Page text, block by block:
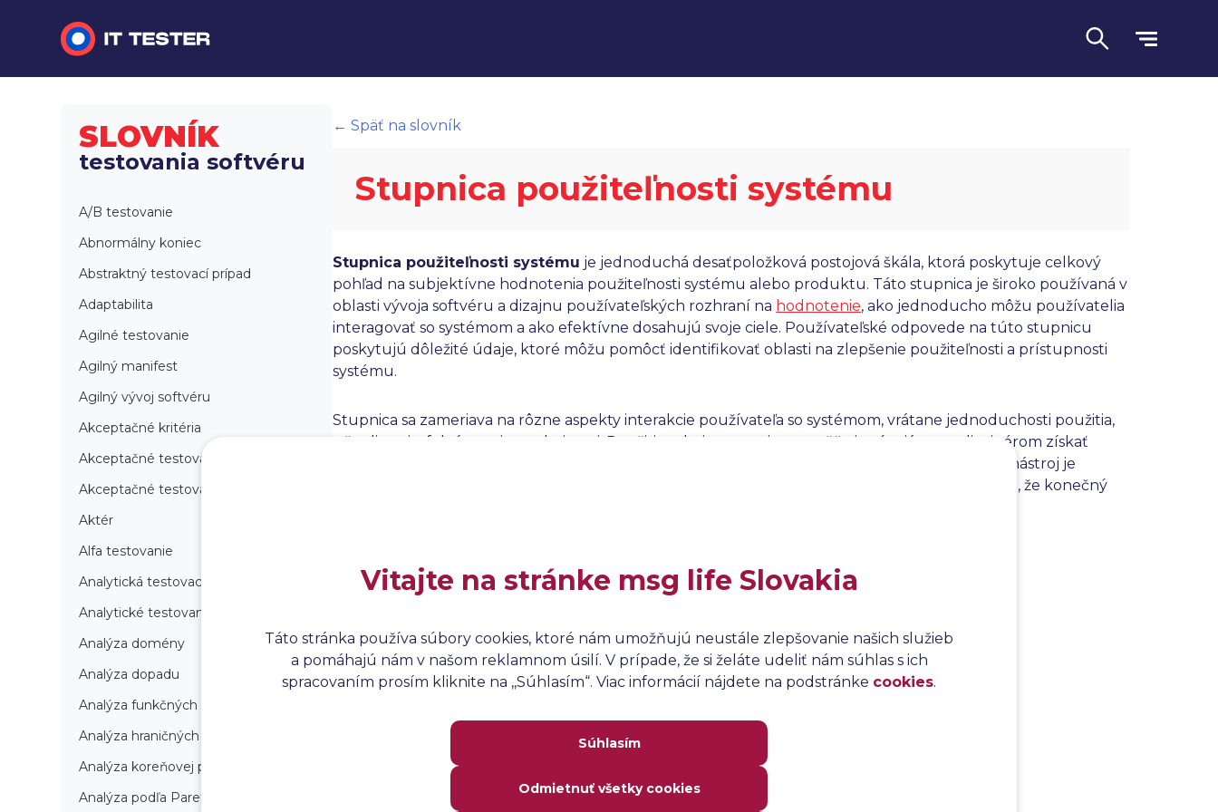
Automatizované testovanie
Slovník
SLOVNÍK
testovania softvéru
A/B testovanie
Abnormálny koniec
Abstraktný testovací prípad
Adaptabilita
Agilné testovanie
Agilný manifest
Agilný vývoj softvéru
Akceptačné kritéria
Akceptačné testovanie
Akceptačné testovanie produkcie
Aktér
Alfa testovanie
Analytická testovacia stratégia
Analytické testovanie
Analýza domény
Analýza dopadu
Analýza funkčných bodov
Analýza hraničných hodnôt
Analýza koreňovej príčiny
Analýza podľa Paretovej metódy
← Späť na slovník
Stupnica použiteľnosti systému
Stupnica použiteľnosti systému je jednoduchá desaťpoložková postojová škála, ktorá poskytuje celkový
pohľad na subjektívne hodnotenia použiteľnosti systému alebo produktu. Táto stupnica je široko používaná v
oblasti vývoja softvéru a dizajnu používateľských rozhraní na hodnotenie, ako jednoducho môžu používatelia
interagovať so systémom a ako efektívne dosahujú svoje ciele. Používateľské odpovede na túto stupnicu
poskytujú dôležité údaje, ktoré môžu pomôcť identifikovať oblasti na zlepšenie použiteľnosti a prístupnosti
systému.
Stupnica sa zameriava na rôzne aspekty interakcie používateľa so systémom, vrátane jednoduchosti použitia,
učenlivosti, efektívnosti a spokojnosti. Použitie takejto stupnice umožňuje vývojárom a dizajnérom získať
kvantitatívne údaje, ktoré sú neoceniteľné pri rozhodovaní o úpravách a vylepšeniach. Tento nástroj je
obzvlášť užitočný pri porovnávaní rôznych systémov alebo verzií produktu, aby sa zabezpečilo, že konečný
Vitajte na stránke msg life Slovakia
Táto stránka používa súbory cookies, ktoré nám umožňujú neustále zlepšovanie našich služieb
a pomáhajú nám v našom reklamnom úsilí. V prípade, že si želáte udeliť nám súhlas s ich
spracovaním prosím kliknite na ,,Súhlasím“. Viac informácií nájdete na podstránke cookies.
Súhlasím
Odmietnuť všetky cookies